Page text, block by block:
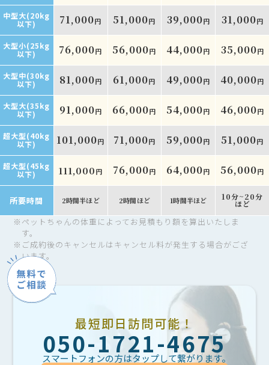
中型大(20kg
以下)
71,000円 51,000円 39,000円 31,000円
大型小(25kg
以下)
76,000円 56,000円 44,000円 35,000円
大型中(30kg
以下)
81,000円 61,000円 49,000円 40,000円
大型大(35kg
以下)
91,000円 66,000円 54,000円 46,000円
超大型(40kg
以下)
101,000円 71,000円 59,000円 51,000円
超大型(45kg
以下)
111,000円 76,000円 64,000円 56,000円
所要時間 2時間半ほど 2時間ほど 1時間半ほど 10分~20分
ほど
※ ペットちゃんの体重によってお見積もり額を算出いたしま
す。
※ ご成約後のキャンセルはキャンセル料が発生する場合がござ
います。
最短即日訪問可能！
050-1721-4675
スマートフォンの方はタップして繋がります。